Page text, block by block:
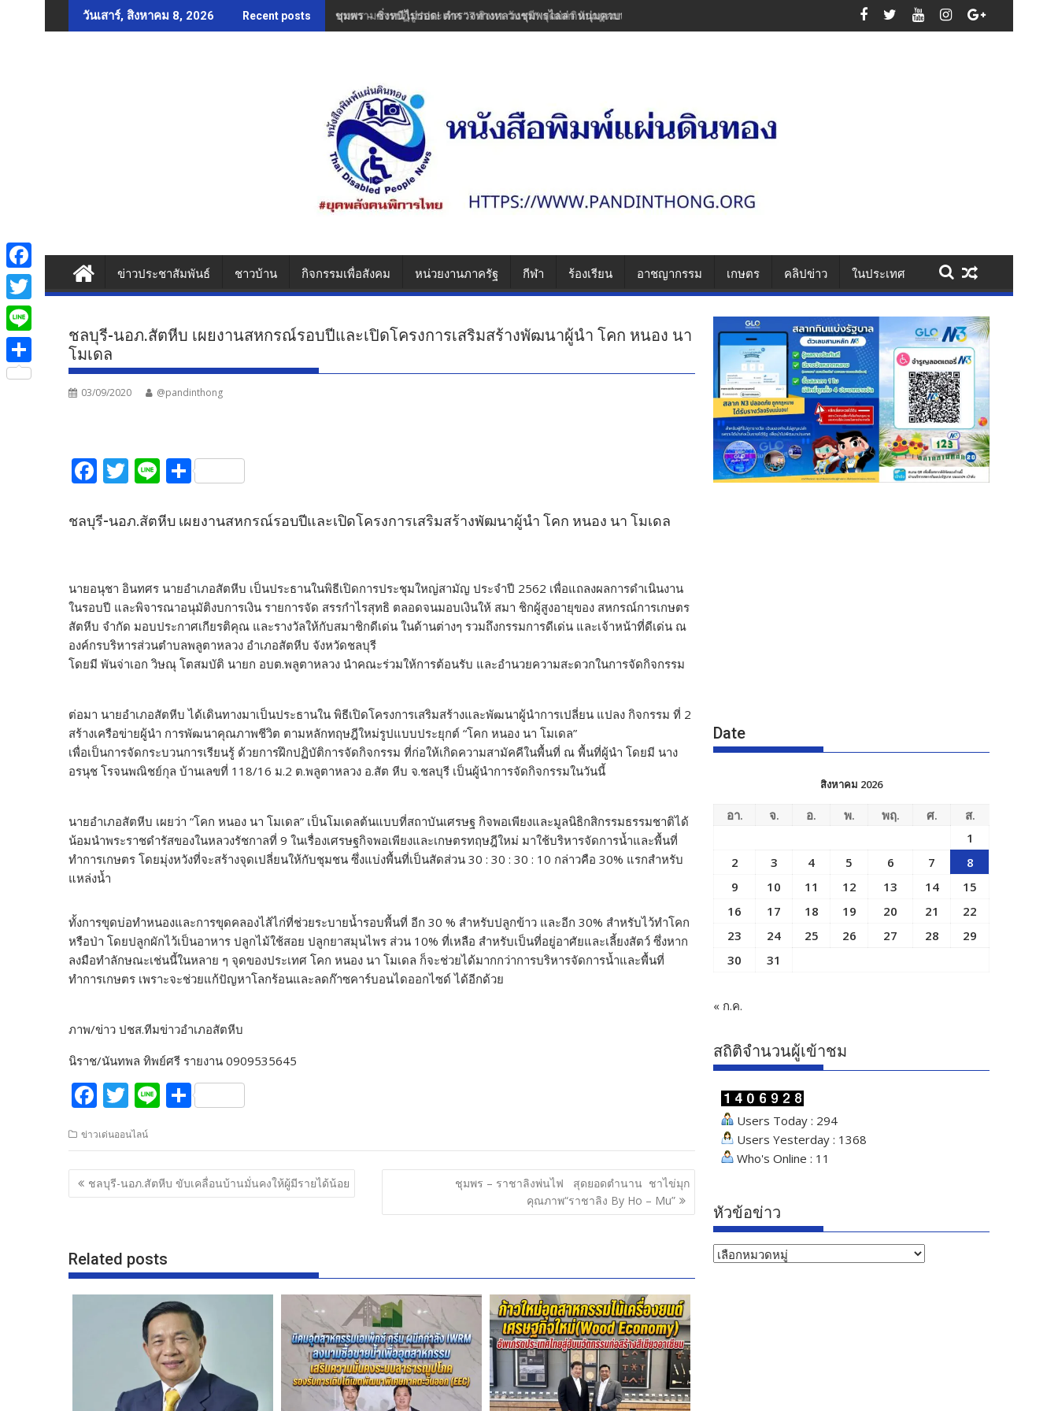
to
วันเสาร์, สิงหาคม 8, 2026 Recent posts ชุมพร – ซิ่งหนีไม่รอด! ตำรวจทางหลวงชุมพรไล่ล่า หนุ่มควบเวฟแต่งซิ่งพุ่งชนเสาไฟ รวบคาเพชรเกษม ยึดไอซ์ 1.1 กก. ยาบ้า 61 เม็ด สารภาพรับจ้างส่งย
ข่าวประชาสัมพันธ์ ชาวบ้าน กิจกรรมเพื่อสังคม หน่วยงานภาครัฐ กีฬา ร้องเรียน อาชญากรรม เกษตร คลิปข่าว ในประเทศ
ชลบุรี-นอภ.สัตหีบ เผยงานสหกรณ์รอบปีและเปิดโครงการเสริมสร้างพัฒนาผู้นำ โคก หนอง นา
โมเดล
03/09/2020 @pandinthong
F
e
o
k
T
itt
Li
e
S
ar
ชลบุรี-นอภ.สัตหีบ เผยงานสหกรณ์รอบปีและเปิดโครงการเสริมสร้างพัฒนาผู้นำ โคก หนอง นา โมเดล
นาย​อนุชา​ อิน​ท​ศร​ นา​ยอ​ำ​เภอ​สัตหีบ​ เป็น​ประธาน​ใน​พิธีเปิดการประชุมใหญ่สามัญ ประจำปี 2562 เพื่อแถลงผลการดำเนินงาน
ในรอบปี และพิจารณาอนุมัติงบการเงิน รายการจัด สรรกำไรสุทธิ ตลอดจนมอบเงินให้ สมา ชิกผู้สูงอายุของ สหกรณ์การเกษตร
สัตหีบ จำกัด มอบประกาศเกียรติคุณ และรางวัลให้กับสมาชิกดีเด่น ในด้านต่างๆ รวมถึงกรรมการดีเด่น และเจ้าหน้าที่ดีเด่น ณ
องค์กรบริหารส่วนตำบลพลูตาหลวง อำเภอสัตหีบ จังหวัดชลบุรี
โดยมี พันจ่าเอก วิษณุ โตสมบัติ นายก อบต.พลูตาหลวง นำคณะร่วมให้การต้อนรับ และอำนวยความสะดวกในการจัดกิจกรรม
ต่อมา นายอำเภอสัตหีบ ​ได้เดินทางมา​เป็น​ประธาน​ใน พิธี​เปิด​โครงการเสริมสร้างและพัฒนาผู้นำการเปลี่ยน แปลง กิจกรรม ที่ 2
สร้างเครือข่ายผู้นำ การพัฒนาคุณภาพชีวิต ตามหลักทฤษฎีใหม่รูปแบบประยุกต์ “โคก หนอง นา โมเดล”
เพื่อเป็นการจัดกระบวนการเรียนรู้ ด้วยการฝึกปฏิบัติการจัดกิจกรรม ที่ก่อให้เกิดความสามัคคีในพื้นที่ ณ พื้นที่ผู้นำ โดยมี นาง
อรนุช โรจนพณิชย์กุล บ้านเลขที่ 118/16 ม.2 ต.พลูตาหลวง อ.สัต หีบ จ.ชลบุรี เป็นผู้นำการจัดกิจกรรมในวันนี้
นายอำเภอสัตหีบ เผยว่า “โคก หนอง นา โมเดล” เป็นโมเดลต้นแบบที่สถาบันเศรษฐ กิจพอเพียงและมูลนิธิกสิกรรมธรรมชาติได้
น้อมนำพระราชดำรัสของในหลวงรัชกาลที่ 9 ในเรื่องเศรษฐกิจพอเพียงและเกษตรทฤษฎีใหม่ มาใช้บริหารจัดการน้ำและพื้นที่
ทำการเกษตร โดยมุ่งหวังที่จะสร้างจุดเปลี่ยนให้กับชุมชน ซึ่งแบ่งพื้นที่เป็นสัดส่วน 30 : 30 : 30 : 10 กล่าวคือ 30% แรกสำหรับ
แหล่งน้ำ
ทั้งการขุดบ่อทำหนองและการขุดคลองไส้ไก่ที่ช่วยระบายน้ำรอบพื้นที่ อีก 30 % สำหรับปลูกข้าว และอีก 30% สำหรับไว้ทำโคก
หรือป่า โดยปลูกผักไว้เป็นอาหาร ปลูกไม้ใช้สอย ปลูกยาสมุนไพร ส่วน 10% ที่เหลือ สำหรับเป็นที่อยู่อาศัยและเลี้ยงสัตว์ ซึ่งหาก
ลงมือทำลักษณะเช่นนี้ในหลาย ๆ จุดของประเทศ โคก หนอง นา โมเดล ก็จะช่วยได้มากกว่าการบริหารจัดการน้ำและพื้นที่
ทำการเกษตร เพราะจะช่วยแก้ปัญหาโลกร้อนและลดก๊าซคาร์บอนไดออกไซด์ ได้อีกด้วย
ภาพ/ข่าว ปชส.ทีม​ข่า​วอ​ำ​เภอ​สัตหีบ
นิราช/นันทพล ทิพย์ศรี รายงาน 0909535645
F
e
b
o
k
T
w
itt
er
Li
e
S
ar
e
ข่าวเด่นออนไลน์
แนะแนว
เรื่อง
ชลบุรี-นอภ.สัตหีบ ขับเคลื่อนบ้านมั่นคงให้ผู้มีรายได้น้อย
ชุมพร – ราชาลิงพ่นไฟ สุดยอดตำนาน ชาไข่มุก
คุณภาพ“ราชาลิง By Ho – Mu”
Related posts
Date
สิงหาคม 2026
อา. จ. อ. พ. พฤ. ศ.
ส.
1
2
3 4 5 6 7
8
9
10 11 12 13 14
15
16
17 18 19 20 21
22
23
24 25 26 27 28
29
30
31
« ก.ค.
สถิติจำนวนผู้เข้าชม
Users Today : 294
Users Yesterday : 1368
Who's Online : 11
หัวข้อข่าว
หัวข้อ
F
a
c
e
b
T
w
i
L
iS